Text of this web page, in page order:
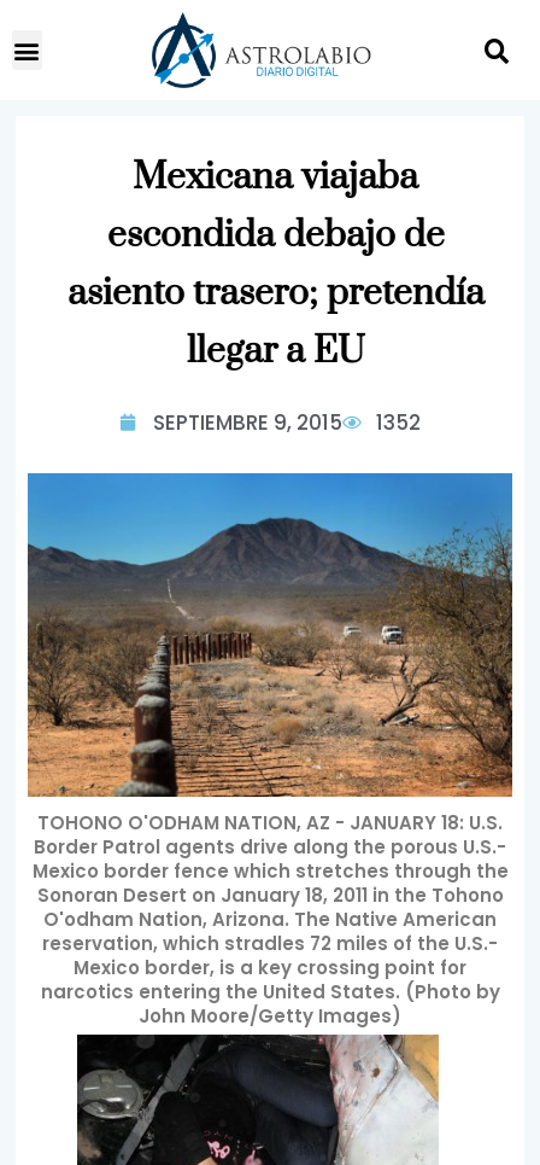
Mexicana viajaba
escondida debajo de
asiento trasero; pretendía
llegar a EU
SEPTIEMBRE 9, 2015 1352
TOHONO O'ODHAM NATION, AZ - JANUARY 18: U.S.
Border Patrol agents drive along the porous U.S.-
Mexico border fence which stretches through the
Sonoran Desert on January 18, 2011 in the Tohono
O'odham Nation, Arizona. The Native American
reservation, which stradles 72 miles of the U.S.-
Mexico border, is a key crossing point for
narcotics entering the United States. (Photo by
John Moore/Getty Images)